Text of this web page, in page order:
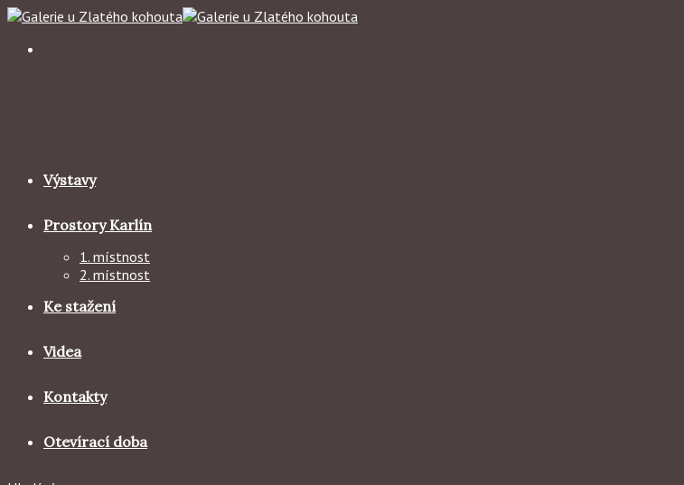
Skip
content
Výstavy
Prostory Karlín
1. místnost
2. místnost
Ke stažení
Videa
Kontakty
Otevírací doba